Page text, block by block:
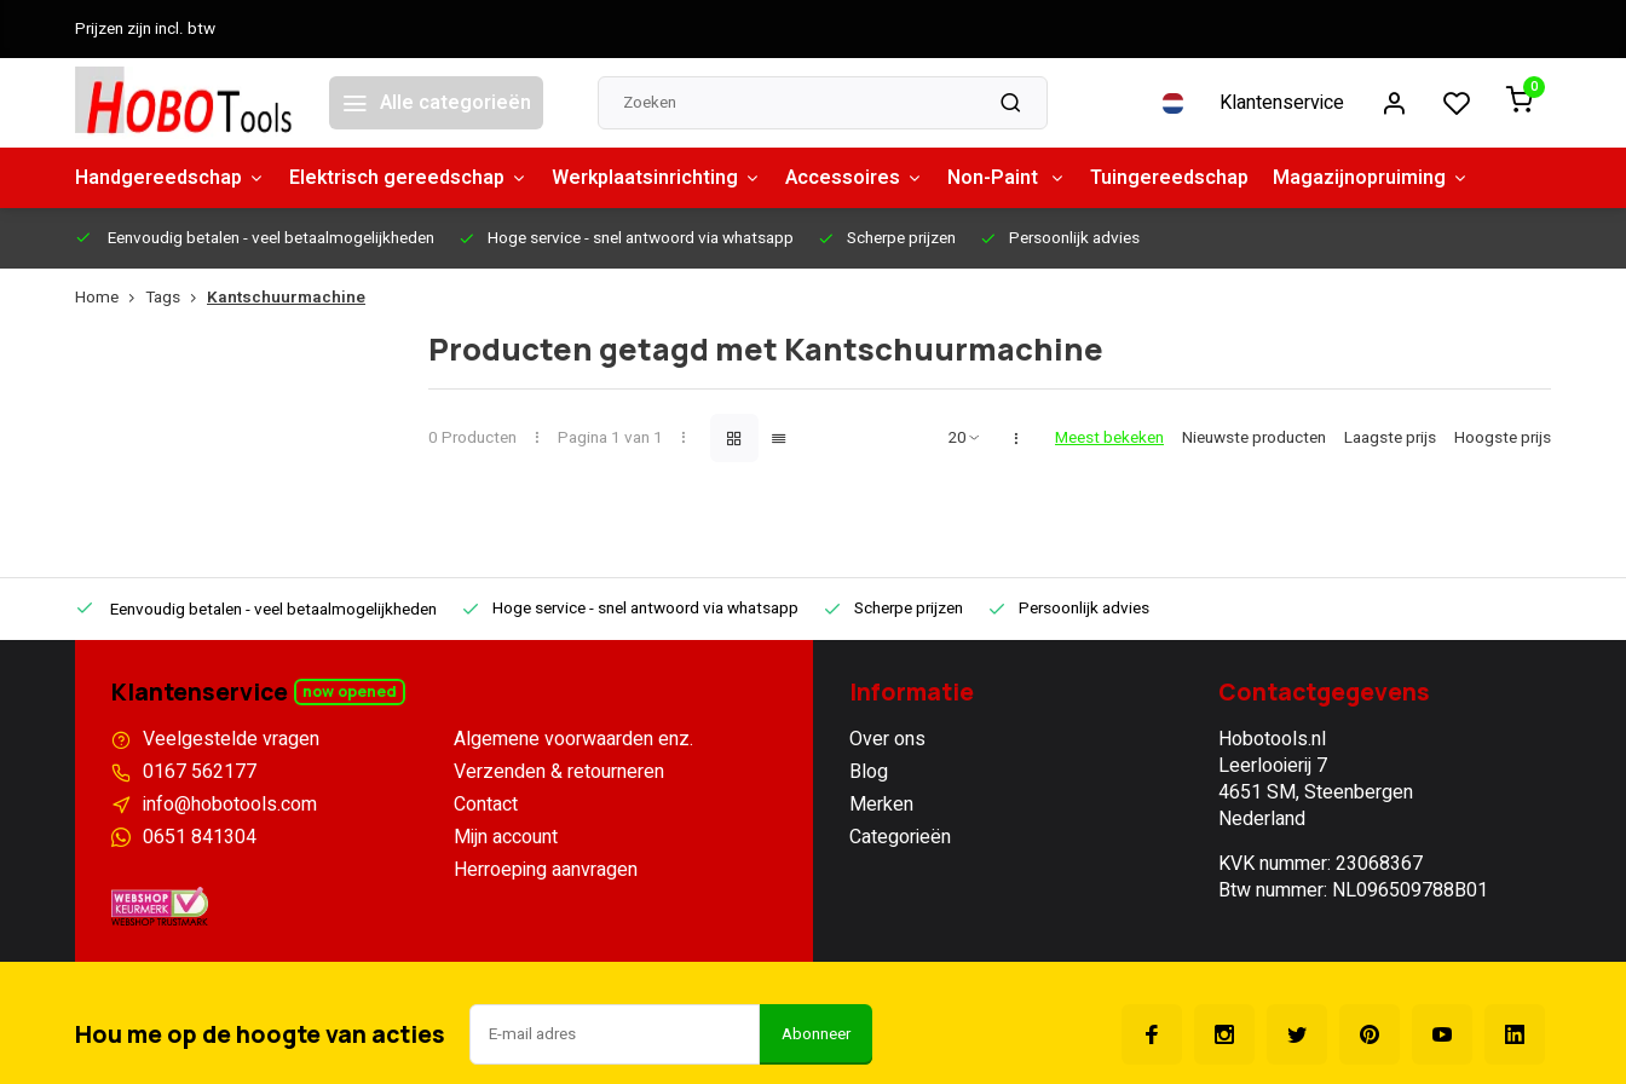
Prijzen zijn incl. btw
Alle categorieën Klantenservice
0
Handgereedschap Elektrisch gereedschap Werkplaatsinrichting Accessoires Non-Paint Tuingereedschap Magazijnopruiming
Eenvoudig betalen - veel betaalmogelijkheden Hoge service- snel antwoord via whatsapp Scherpe prijzen Persoonlijk advies
Home Tags Kantschuurmachine
Producten getagd met Kantschuurmachine
0 Producten Pagina 1 van 1 Meest bekeken Nieuwste producten Laagste prijs Hoogste prijs
Eenvoudig betalen - veel betaalmogelijkheden Hoge service- snel antwoord via whatsapp Scherpe prijzen Persoonlijk advies
Klantenservice now opened
Veelgestelde vragen
0167 562177
info@hobotools.com
0651 841304
Algemene voorwaarden enz.
Verzenden & retourneren
Contact
Mijn account
Herroeping aanvragen
Informatie
Over ons
Blog
Merken
Categorieën
Contactgegevens
Hobotools.nl
Leerlooierij 7
4651 SM, Steenbergen
Nederland
KVK nummer: 23068367
Btw nummer: NL096509788B01
Hou me op de hoogte van acties Abonneer